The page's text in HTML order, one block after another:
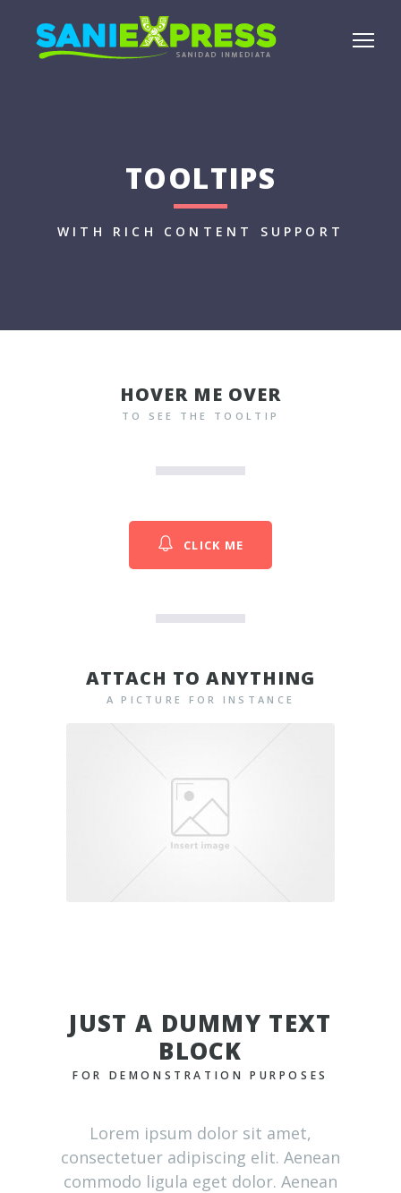
TOOLTIPS
WITH RICH CONTENT SUPPORT
HOVER ME OVER
TO SEE THE TOOLTIP
CLICK ME
ATTACH TO ANYTHING
A PICTURE FOR INSTANCE
JUST A DUMMY TEXT
BLOCK
FOR DEMONSTRATION PURPOSES
Lorem ipsum dolor sit amet,
consectetuer adipiscing elit. Aenean
commodo ligula eget dolor. Aenean